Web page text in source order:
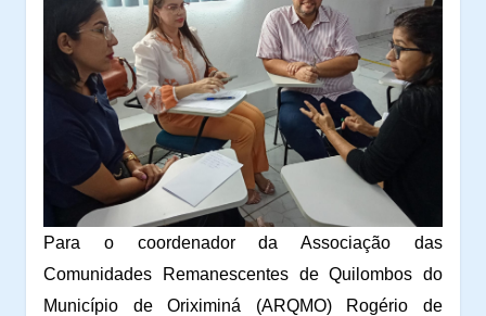
Para o coordenador da Associação das
Comunidades Remanescentes de Quilombos do
Município de Oriximiná (ARQMO) Rogério de